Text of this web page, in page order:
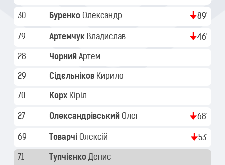
30 Буренко Олександр 89'
79 Артемчук Владислав 46'
28 Чорний Артем
29 Сідєльніков Кирило
70 Корх Кіріл
27 Олександрівський Олег 68'
69 Товарчі Олексій 53'
71 Тупчієнко Денис